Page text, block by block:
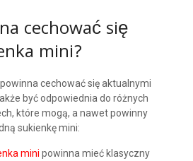
cechować się
mini?
cechować się aktualnymi
być odpowiednia do różnych
które mogą, a nawet powinny
sukienkę mini:
mini powinna mieć klasyczny